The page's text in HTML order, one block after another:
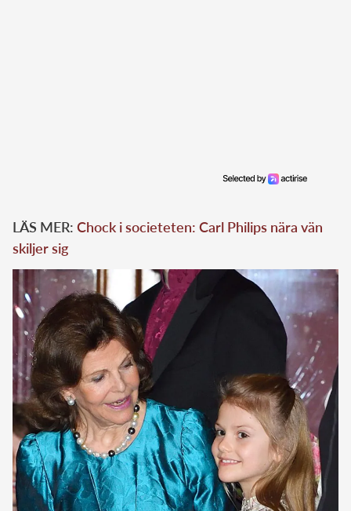
LÄS MER: Chock i societeten: Carl Philips nära vän
skiljer sig